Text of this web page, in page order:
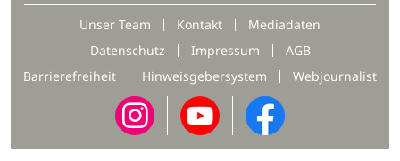
Unser Team Kontakt
Mediadaten
Datenschutz
Impressum
AGB
Barrierefreiheit
Hinweisgebersystem Webjournalist